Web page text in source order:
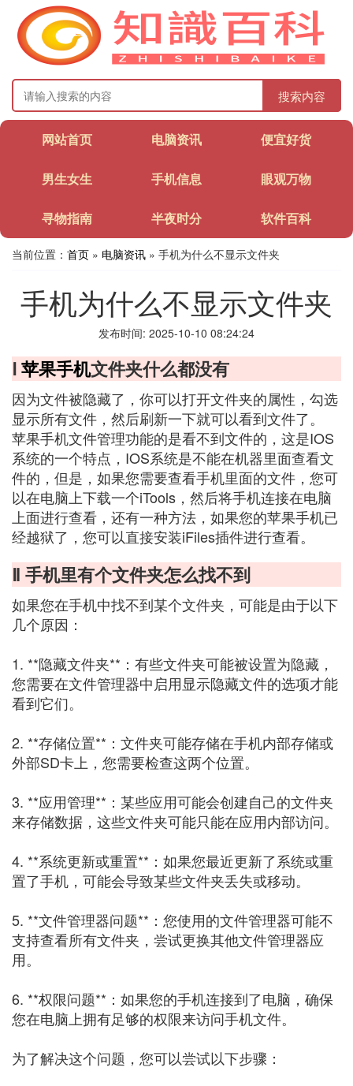
搜索内容
网站首页 电脑资讯 便宜好货
男生女生 手机信息 眼观万物
寻物指南 半夜时分 软件百科
当前位置： 首页 » 电脑资讯 » 手机为什么不显示文件夹
手机为什么不显示文件夹
发布时间: 2025-10-10 08:24:24
Ⅰ苹果手机文件夹什么都没有
因为文件被隐藏了，你可以打开文件夹的属性，勾选
显示所有文件，然后刷新一下就可以看到文件了。
苹果手机文件管理功能的是看不到文件的，这是IOS
系统的一个特点，IOS系统是不能在机器里面查看文
件的，但是，如果您需要查看手机里面的文件，您可
以在电脑上下载一个iTools，然后将手机连接在电脑
上面进行查看，还有一种方法，如果您的苹果手机已
经越狱了，您可以直接安装iFiles插件进行查看。
Ⅱ 手机里有个文件夹怎么找不到
如果您在手机中找不到某个文件夹，可能是由于以下
几个原因：
1. **隐藏文件夹**：有些文件夹可能被设置为隐藏，
您需要在文件管理器中启用显示隐藏文件的选项才能
看到它们。
2. **存储位置**：文件夹可能存储在手机内部存储或
外部SD卡上，您需要检查这两个位置。
3. **应用管理**：某些应用可能会创建自己的文件夹
来存储数据，这些文件夹可能只能在应用内部访问。
4. **系统更新或重置**：如果您最近更新了系统或重
置了手机，可能会导致某些文件夹丢失或移动。
5. **文件管理器问题**：您使用的文件管理器可能不
支持查看所有文件夹，尝试更换其他文件管理器应
用。
6. **权限问题**：如果您的手机连接到了电脑，确保
您在电脑上拥有足够的权限来访问手机文件。
为了解决这个问题，您可以尝试以下步骤：